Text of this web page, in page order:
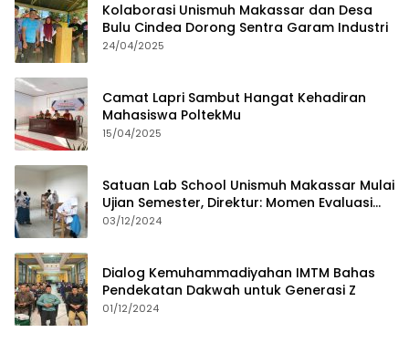
Kolaborasi Unismuh Makassar dan Desa
Bulu Cindea Dorong Sentra Garam Industri
24/04/2025
Camat Lapri Sambut Hangat Kehadiran
Mahasiswa PoltekMu
15/04/2025
Satuan Lab School Unismuh Makassar Mulai
Ujian Semester, Direktur: Momen Evaluasi
Proses Pembelajaran
03/12/2024
Dialog Kemuhammadiyahan IMTM Bahas
Pendekatan Dakwah untuk Generasi Z
01/12/2024